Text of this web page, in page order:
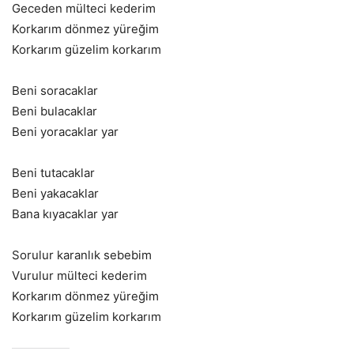
Geceden mülteci kederim
Korkarım dönmez yüreğim
Korkarım güzelim korkarım
Beni soracaklar
Beni bulacaklar
Beni yoracaklar yar
Beni tutacaklar
Beni yakacaklar
Bana kıyacaklar yar
Sorulur karanlık sebebim
Vurulur mülteci kederim
Korkarım dönmez yüreğim
Korkarım güzelim korkarım